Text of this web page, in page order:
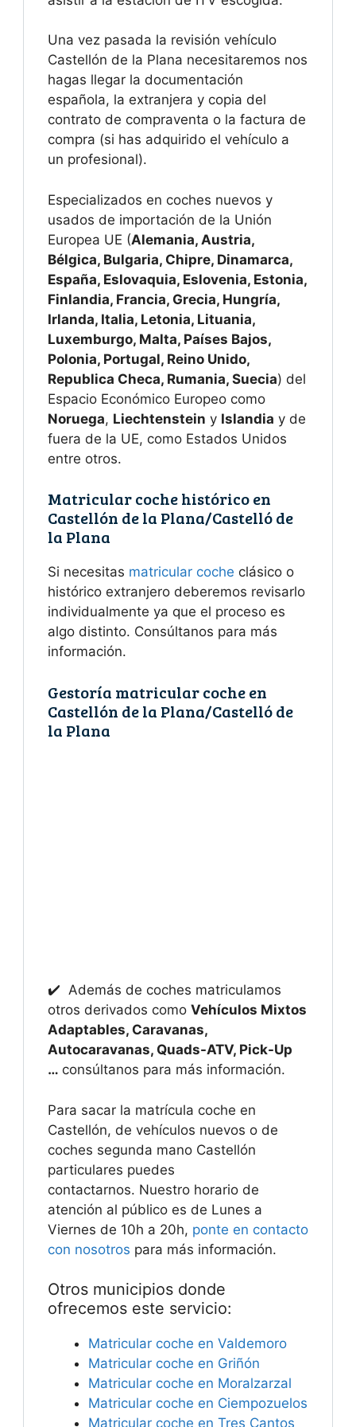
Una vez pasada la revisión vehículo
Castellón de la Plana necesitaremos nos
hagas llegar la documentación
española, la extranjera y copia del
contrato de compraventa o la factura de
compra (si has adquirido el vehículo a
un profesional).
Especializados en coches nuevos y
usados de importación de la Unión
Europea UE (Alemania, Austria,
Bélgica, Bulgaria, Chipre, Dinamarca,
España, Eslovaquia, Eslovenia, Estonia,
Finlandia, Francia, Grecia, Hungría,
Irlanda, Italia, Letonia, Lituania,
Luxemburgo, Malta, Países Bajos,
Polonia, Portugal, Reino Unido,
Republica Checa, Rumania, Suecia) del
Espacio Económico Europeo como
Noruega, Liechtenstein y Islandia y de
fuera de la UE, como Estados Unidos
entre otros.
Matricular coche histórico en
Castellón de la Plana/Castelló de
la Plana
Si necesitas matricular coche clásico o
histórico extranjero deberemos revisarlo
individualmente ya que el proceso es
algo distinto. Consúltanos para más
información.
Gestoría matricular coche en
Castellón de la Plana/Castelló de
la Plana
✔️ Además de coches matriculamos
otros derivados como Vehículos Mixtos
Adaptables, Caravanas,
Autocaravanas, Quads-ATV, Pick-Up
… consúltanos para más información.
Para sacar la matrícula coche en
Castellón, de vehículos nuevos o de
coches segunda mano Castellón
particulares puedes
contactarnos. Nuestro horario de
atención al público es de Lunes a
Viernes de 10h a 20h, ponte en contacto
con nosotros para más información.
Otros municipios donde
ofrecemos este servicio:
Matricular coche en Valdemoro
Matricular coche en Griñón
Matricular coche en Moralzarzal
Matricular coche en Ciempozuelos
Matricular coche en Tres Cantos